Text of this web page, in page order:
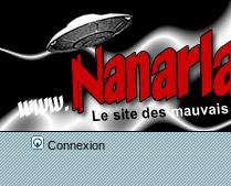
Connexion